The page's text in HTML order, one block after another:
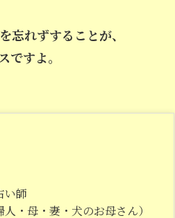
れずすることが、
すよ。
い師
・母・妻・犬のお母さん）